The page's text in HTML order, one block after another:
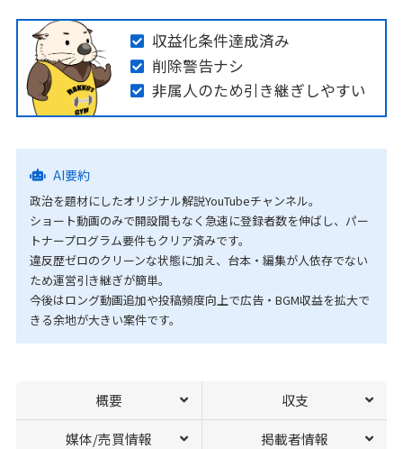
収益化条件達成済み
削除警告ナシ
非属人のため引き継ぎしやすい
AI要約
政治を題材にしたオリジナル解説YouTubeチャンネル。
ショート動画のみで開設間もなく急速に登録者数を伸ばし、パー
トナープログラム要件もクリア済みです。
違反歴ゼロのクリーンな状態に加え、台本・編集が人依存でない
ため運営引き継ぎが簡単。
今後はロング動画追加や投稿頻度向上で広告・BGM収益を拡大で
きる余地が大きい案件です。
概要 収支
媒体/売買情報 掲載者情報